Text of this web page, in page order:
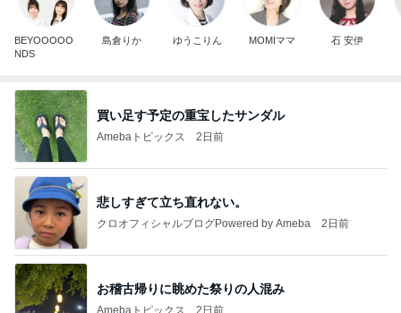
BEYOOOOO
NDS
島倉りか ゆうこりん MOMIママ 石 安伊
買い足す予定の重宝したサンダル
Amebaトピックス 2日前
悲しすぎて立ち直れない。
クロオフィシャルブログPowered by Ameba 2日前
お稽古帰りに眺めた祭りの人混み
Amebaトピックス 2日前